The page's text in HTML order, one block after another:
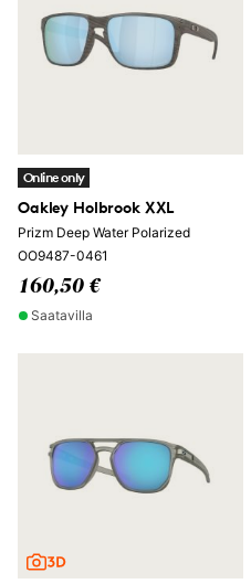
Online only
Oakley Holbrook XXL
Prizm Deep Water Polarized
OO9487-0461
160,50 €
Saatavilla